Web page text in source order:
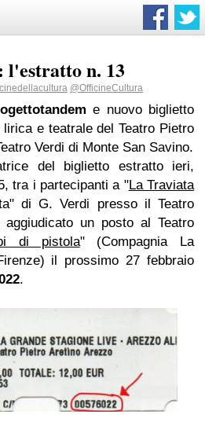
l'estratto n. 13
@OfficineCultura
e nuovo biglietto
e teatrale del Teatro Pietro
Verdi di Monte San Savino.
del biglietto estratto ieri,
tra i partecipanti a "La Traviata
di G. Verdi presso il Teatro
un posto al Teatro
di pistola" (Compagnia La
il prossimo 27 febbraio
.